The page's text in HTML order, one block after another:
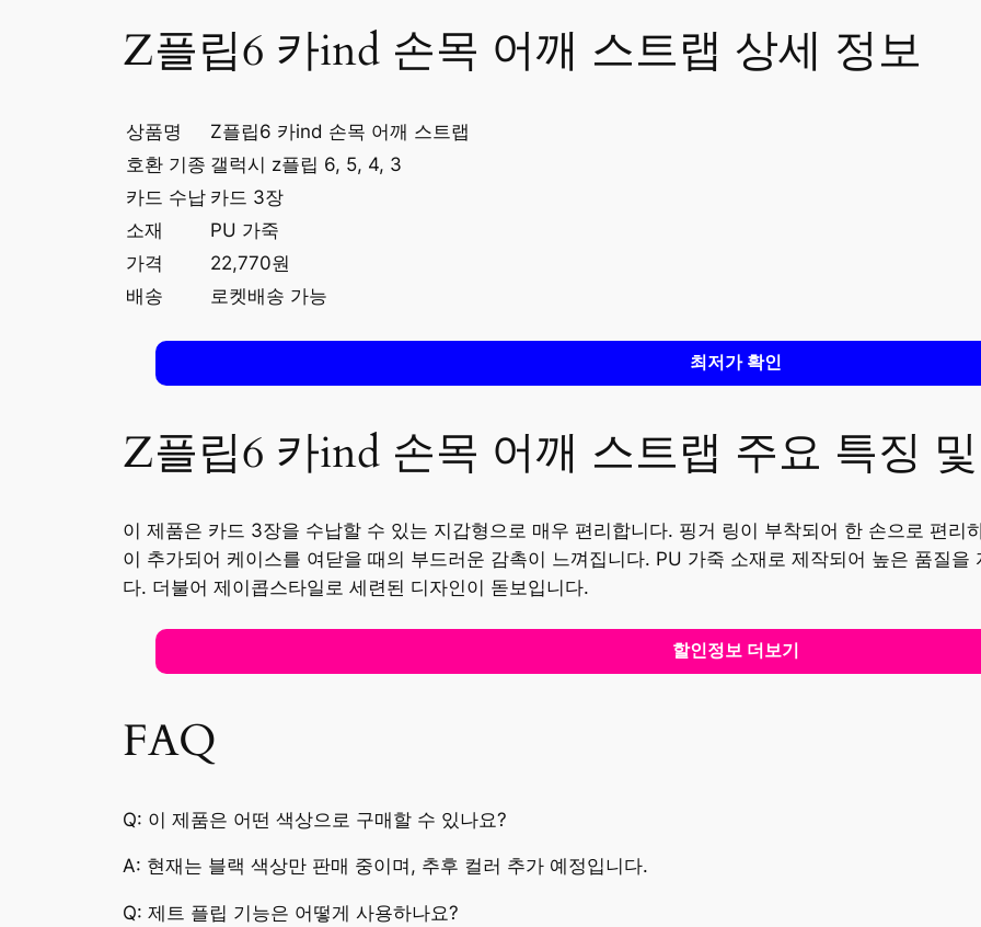
Z플립6 카ind 손목 어깨 스트랩 상세 정보
상품명
Z플립6 카ind 손목 어깨 스트랩
호환 기종 갤럭시 z플립 6, 5, 4, 3
카드 수납 카드 3장
소재
PU 가죽
가격
22,770원
배송
로켓배송 가능
최저가 확인
Z플립6 카ind 손목 어깨 스트랩 주요 특징
이 제품은 카드 3장을 수납할 수 있는 지갑형으로 매우 편리합니다. 핑거 링이 부착되어 한 손으로 편리
이 추가되어 케이스를 여닫을 때의 부드러운 감촉이 느껴집니다. PU 가죽 소재로 제작되어 높은 품질
다. 더불어 제이콥스타일로 세련된 디자인이 돋보입니다.
할인정보 더보기
FAQ
Q: 이 제품은 어떤 색상으로 구매할 수 있나요?
A: 현재는 블랙 색상만 판매 중이며, 추후 컬러 추가 예정입니다.
Q: 제트 플립 기능은 어떻게 사용하나요?